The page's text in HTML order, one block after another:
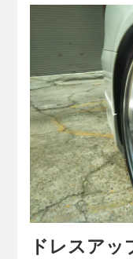
ドレスアッ